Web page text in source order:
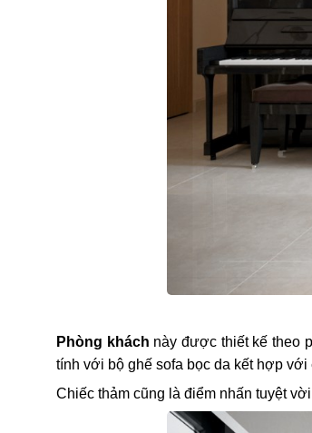
Phòng khách này được thiết kế theo
tính với bộ ghế sofa bọc da kết hợp
Chiếc thảm cũng là điểm nhấn tuyệt